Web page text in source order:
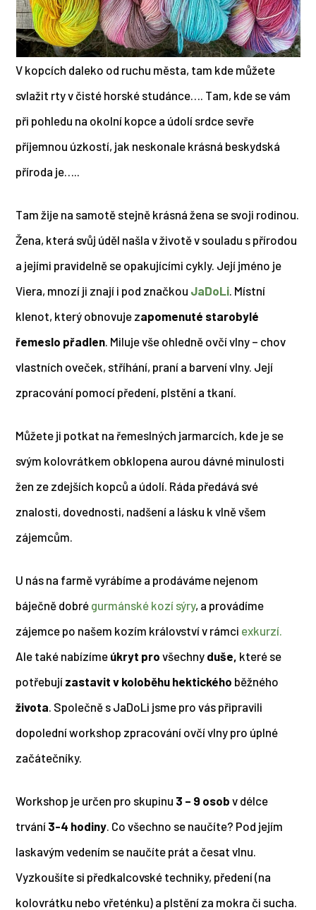
V kopcích daleko od ruchu města, tam kde můžete
svlažit rty v čisté horské studánce…. Tam, kde se vám
při pohledu na okolní kopce a údolí srdce sevře
příjemnou úzkostí, jak neskonale krásná beskydská
příroda je…..
Tam žije na samotě stejně krásná žena se svoji rodinou.
Žena, která svůj úděl našla v životě v souladu s přírodou
a jejími pravidelně se opakujícími cykly. Její jméno je
Viera, mnozí ji znají i pod značkou JaDoLi . Místní
klenot, který obnovuje zapomenuté starobylé
řemeslo přadlen . Miluje vše ohledně ovčí vlny – chov
vlastních oveček, stříhání, praní a barvení vlny. Její
zpracování pomocí předení, plstění a tkaní.
Můžete ji potkat na řemeslných jarmarcích, kde je se
svým kolovrátkem obklopena aurou dávné minulosti
žen ze zdejších kopců a údolí. Ráda předává své
znalosti, dovednosti, nadšení a lásku k vlně všem
zájemcům.
U nás na farmě vyrábíme a prodáváme nejenom
báječně dobré gurmánské kozí sýry, a provádíme
zájemce po našem kozím království v rámci exkurzí.
Ale také nabízíme úkryt pro všechny duše, které se
potřebují zastavit v koloběhu hektického běžného
života . Společně s JaDoLi jsme pro vás připravili
dopolední workshop zpracování ovčí vlny pro úplné
začátečníky.
Workshop je určen pro skupinu 3 – 9 osob v délce
trvání 3-4 hodiny . Co všechno se naučíte? Pod jejím
laskavým vedením se naučíte prát a česat vlnu.
Vyzkoušíte si předkalcovské techniky, předení (na
kolovrátku nebo vřeténku) a plstění za mokra či sucha.